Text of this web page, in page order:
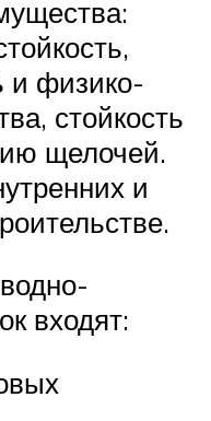
и физико-
стойкость
щелочей.
и
входят: